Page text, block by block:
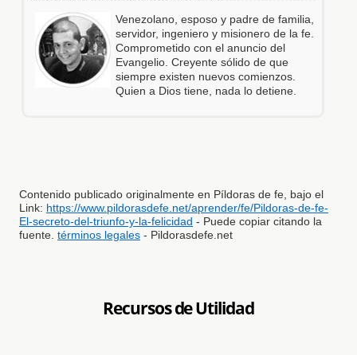
Venezolano, esposo y padre de familia,
servidor, ingeniero y misionero de la fe.
Comprometido con el anuncio del
Evangelio. Creyente sólido de que
siempre existen nuevos comienzos.
Quien a Dios tiene, nada lo detiene.
Contenido publicado originalmente en Píldoras de fe, bajo el
Link: https://www.pildorasdefe.net/aprender/fe/Pildoras-de-fe-
El-secreto-del-triunfo-y-la-felicidad - Puede copiar citando la
fuente. términos legales - Pildorasdefe.net
Recursos de Utilidad